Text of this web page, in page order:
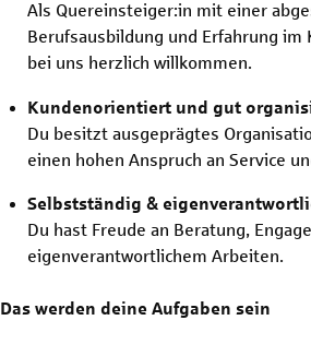
Als Quereinsteiger:in mit einer
Berufsausbildung und Erfahrung im
bei uns herzlich willkommen.
Kundenorientiert und gut
Du besitzt ausgeprägtes
einen hohen Anspruch an Service
Selbstständig &
Du hast Freude an Beratung,
eigenverantwortlichem Arbeiten.
Das werden deine Aufgaben sein